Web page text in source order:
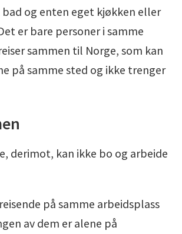
og enten eget kjøkken eller
er bare personer i samme
sammen til Norge, som kan
på samme sted og ikke trenger
derimot, kan ikke bo og arbeide
på samme arbeidsplass
av dem er alene på